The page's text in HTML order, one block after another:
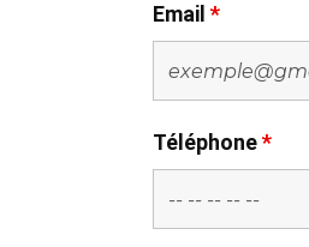
Email *
Téléphone*